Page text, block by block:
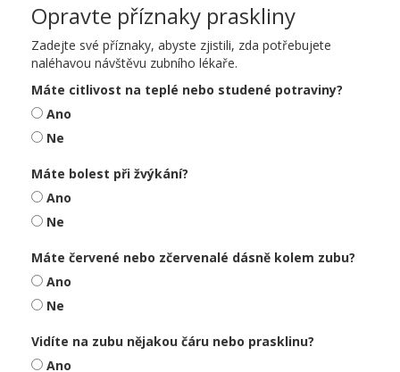
Opravte příznaky praskliny
Zadejte své příznaky, abyste zjistili, zda potřebujete
naléhavou návštěvu zubního lékaře.
Máte citlivost na teplé nebo studené potraviny?
Ano
Ne
Máte bolest při žvýkání?
Ano
Ne
Máte červené nebo zčervenalé dásně kolem zubu?
Ano
Ne
Vidíte na zubu nějakou čáru nebo prasklinu?
Ano